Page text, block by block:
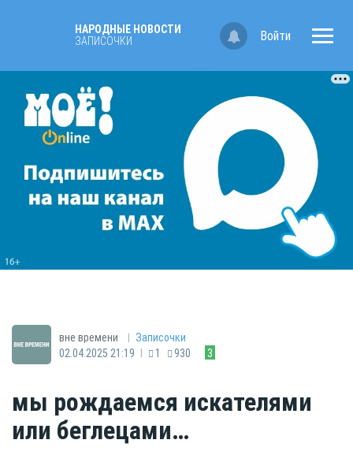
НАРОДНЫЕ НОВОСТИ
ЗАПИСОЧКИ
Войти
вне времени | Записочки
02.04.2025 21:19 | 1 930 3
мы рождаемся искателями
или беглецами…